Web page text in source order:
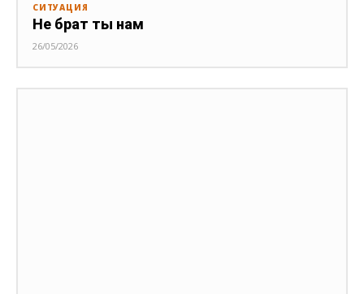
СИТУАЦИЯ
Не брат ты нам
26/05/2026